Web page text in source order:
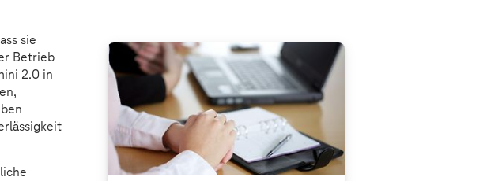
sie
Betrieb
2.0 in